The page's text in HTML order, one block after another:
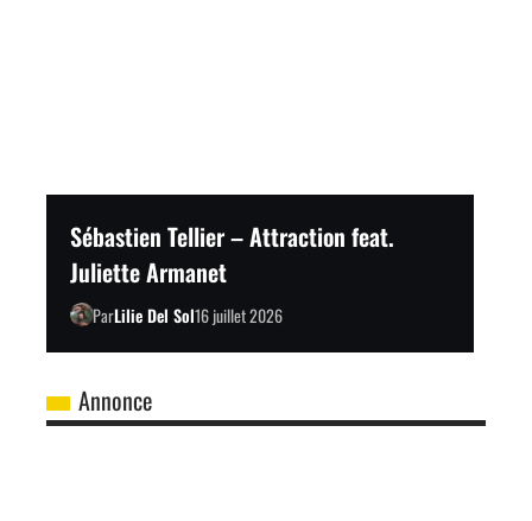
Sébastien Tellier – Attraction feat.
Juliette Armanet
ParLilie Del Sol16 juillet 2026
Annonce